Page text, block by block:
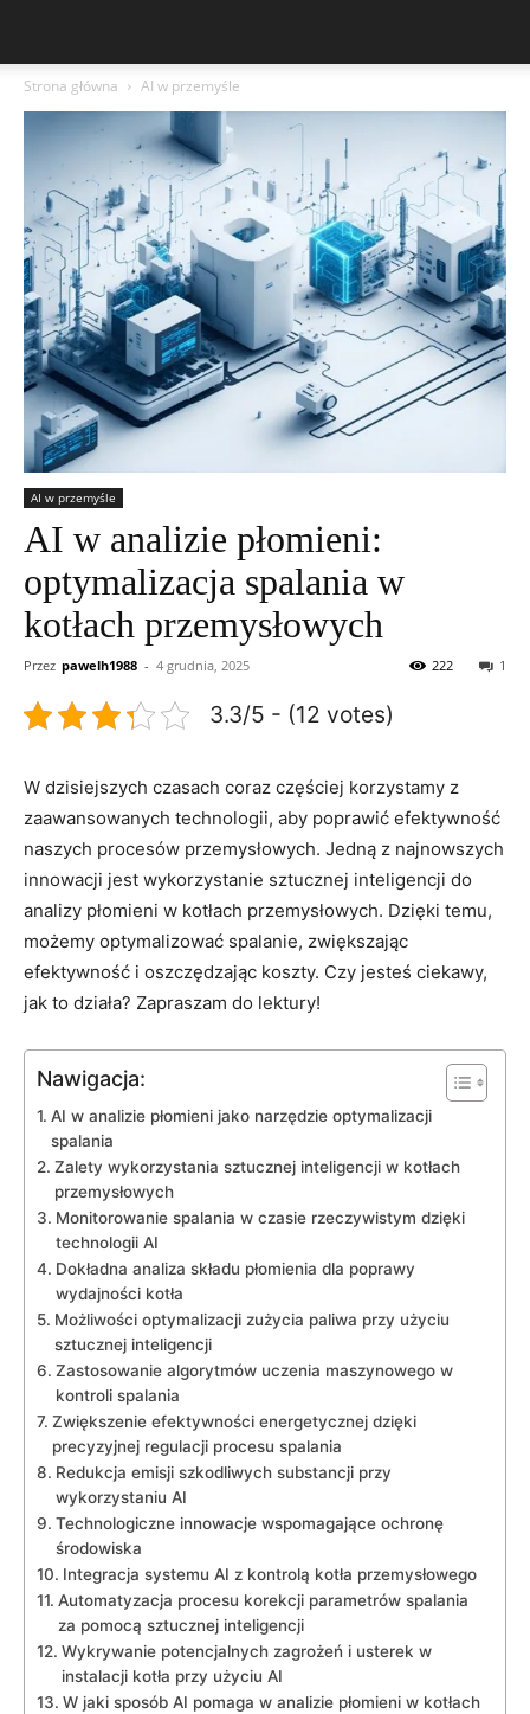
Strona główna AI w przemyśle
AI w przemyśle
AI w analizie płomieni:
optymalizacja spalania w
kotłach przemysłowych
Przez pawelh1988 - 4 grudnia, 2025 1
222
3.3/5 - (12 votes)
W dzisiejszych ⁢czasach coraz​ częściej‍ korzystamy z‍
zaawansowanych technologii, aby ​poprawić efektywność
naszych​ procesów przemysłowych. Jedną z‌ najnowszych‌
innowacji jest wykorzystanie sztucznej inteligencji do
analizy płomieni​ w kotłach przemysłowych. Dzięki temu,
⁢możemy ⁣optymalizować spalanie, zwiększając⁤
efektywność ⁣i oszczędzając‌ koszty. Czy‍ jesteś ciekawy,
jak to ​działa? ‌Zapraszam do lektury!
Nawigacja:
AI w analizie płomieni jako narzędzie‌ optymalizacji
⁤spalania
Zalety‍ wykorzystania sztucznej inteligencji w kotłach
‍przemysłowych
Monitorowanie spalania w ‌czasie rzeczywistym ⁢dzięki
technologii AI
Dokładna analiza⁢ składu płomienia dla⁢ poprawy
wydajności kotła
Możliwości optymalizacji zużycia paliwa przy użyciu
sztucznej ​inteligencji
Zastosowanie‍ algorytmów ⁤uczenia maszynowego‌ w‌
kontroli ‌spalania
Zwiększenie efektywności energetycznej‌ dzięki⁢
precyzyjnej​ regulacji ⁣procesu​ spalania
Redukcja emisji szkodliwych substancji przy
wykorzystaniu​ AI
Technologiczne innowacje wspomagające ochronę⁣
środowiska
Integracja systemu AI z⁣ kontrolą kotła przemysłowego
Automatyzacja procesu korekcji parametrów spalania
za pomocą ⁤sztucznej inteligencji
Wykrywanie potencjalnych zagrożeń i usterek w
instalacji ​kotła‌ przy użyciu AI
W jaki sposób AI pomaga ⁤w‍ analizie płomieni​ w kotłach